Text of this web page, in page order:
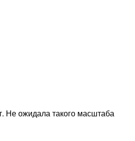
Не ожидала такого масштаба